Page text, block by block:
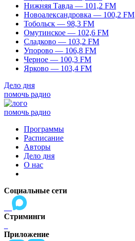
Нижняя Тавда — 101,2 FM
Новоалександровка — 100,2 FM
Тобольск — 98,3 FM
Омутинское — 102,6 FM
Сладково — 103,2 FM
Упорово — 106,8 FM
Черное — 100,3 FM
Ярково — 103,4 FM
Дело дня
помочь радио
помочь радио
Программы
Расписание
Авторы
Дело дня
О нас
Социальные сети
Стриминги
Приложение